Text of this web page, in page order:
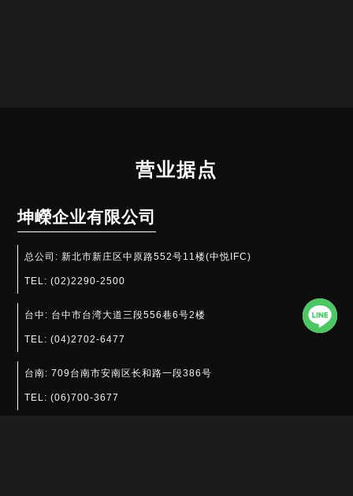
营业据点
坤嶸企业有限公司
总公司:新北市新庄区中原路552号11楼(中悦IFC)
TEL:(02)2290-2500
台中: 台中市台湾大道三段556巷6号2楼
TEL:(04)2702-6477
台南:709台南市安南区长和路一段386号
TEL:(06)700-3677